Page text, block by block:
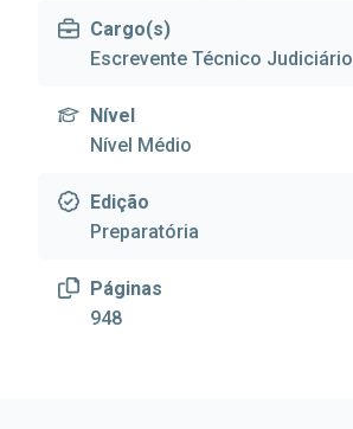
Cargo(s)
Escrevente Técnico Judiciário
Nível
Nível Médio
Edição
Preparatória
Páginas
948